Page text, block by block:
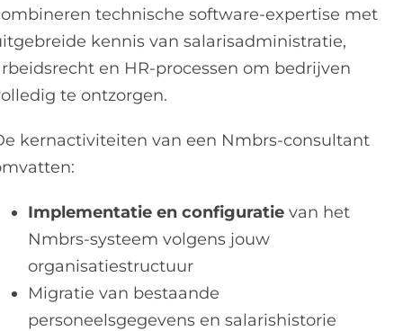
technische software-expertise met
kennis van salarisadministratie,
en HR-processen om bedrijven
te ontzorgen.
kernactiviteiten van een Nmbrs-consultant
Implementatie en configuratie van het
Nmbrs-systeem volgens jouw
organisatiestructuur
Migratie van bestaande
personeelsgegevens en salarishistorie